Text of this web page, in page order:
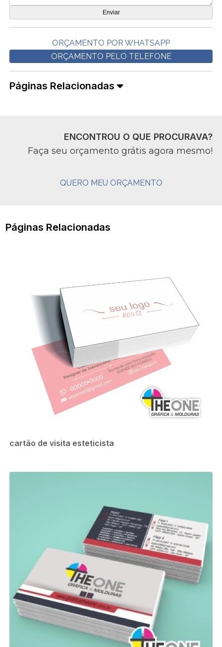
ORÇAMENTO POR WHATSAPP
ORÇAMENTO PELO TELEFONE
Páginas Relacionadas
ENCONTROU O QUE PROCURAVA?
Faça seu orçamento grátis agora mesmo!
QUERO MEU ORÇAMENTO
Páginas Relacionadas
cartão de visita esteticista